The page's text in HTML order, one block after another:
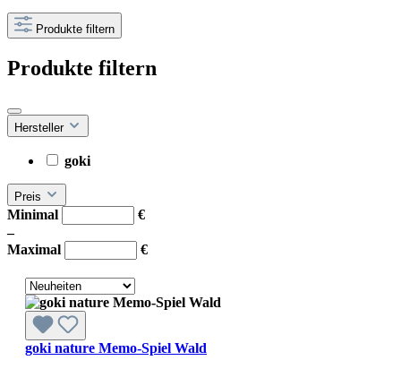
Produkte filtern
Produkte filtern
Hersteller
goki
Preis
Minimal
€
–
Maximal
€
goki nature Memo-Spiel Wald